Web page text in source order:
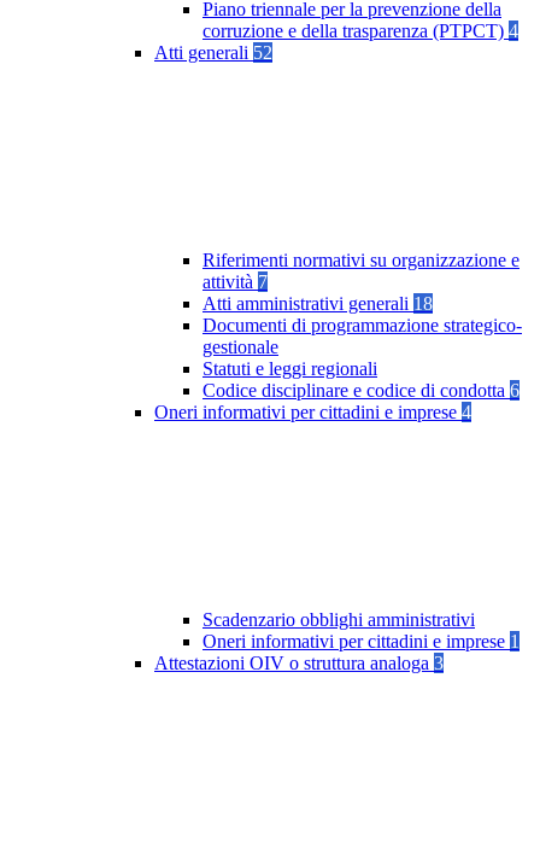
Piano triennale per la prevenzione della
corruzione e della trasparenza (PTPCT) 4
Atti generali 52
Riferimenti normativi su organizzazione e
attività 7
Atti amministrativi generali 18
Documenti di programmazione strategico-
gestionale
Statuti e leggi regionali
Codice disciplinare e codice di condotta 6
Oneri informativi per cittadini e imprese 4
Scadenzario obblighi amministrativi
Oneri informativi per cittadini e imprese 1
Attestazioni OIV o struttura analoga 3